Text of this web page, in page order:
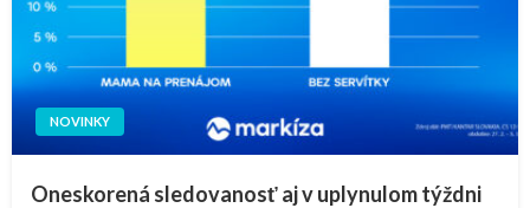
NOVINKY
Oneskorená sledovanosť aj v uplynulom týždni